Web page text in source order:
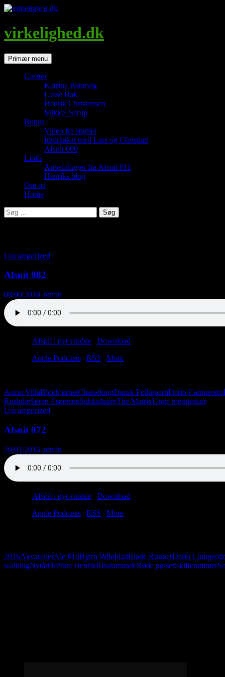
Hop
indhold
virkelighed.dk
SøgPrimær menu
Gæster
Katrine Baunvig
Lasse Bak
Henrik Christensen
Mikkel Serup
Bonus
Video fra studiet
Idolplakat med Lars og Christian
Afsnit 000
Links
Anbefalinger fra Afsnit 011
Henriks blog
Om os
Home
Søg
efter:
Uncategorized
Afsnit 082
08/06/2016 admin
Afspil i nyt vindue Download
Apple Podcasts RSS
More
Aston VillaBlodhjørnetChaiselongDansk FolkepartiDario Campeotto
RushdieSøren EspersenSubkulturerThe MatrixUnge mennesker
Uncategorized
Afsnit 072
20/01/2016 admin
Afspil i nyt vindue Download
Apple Podcasts RSS
More
2016AkvarellerAle #16Bjørn WiinbladBlade RunnerDario
walkingNytårØlPrins HenrikRisalamandeRøde pølserSkifterammer